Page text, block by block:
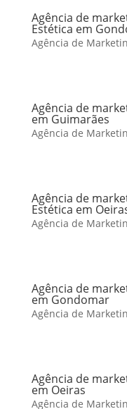
Agência de
Estética em
Agência de
Agência de
em Guimarães
Agência de
Agência de
Estética em
Agência de
Agência de
em Gondomar
Agência de
Agência de
em Oeiras
Agência de